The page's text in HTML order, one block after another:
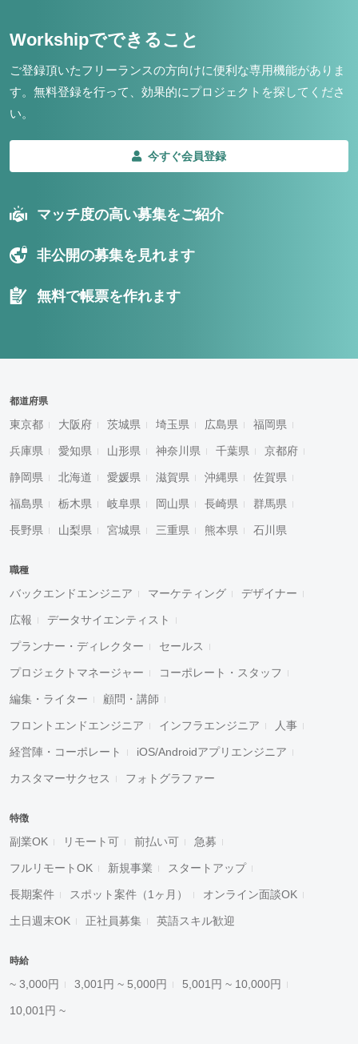
Workshipでできること
ご登録頂いたフリーランスの方向けに便利な専用機能がありま
す。 無料登録を行って、効果的にプロジェクトを探してくださ
い。
今すぐ会員登録
マッチ度の高い募集をご紹介
非公開の募集を見れます
無料で帳票を作れます
都道府県
東京都 大阪府 茨城県 埼玉県 広島県 福岡県
兵庫県 愛知県 山形県 神奈川県 千葉県 京都府
静岡県 北海道 愛媛県 滋賀県 沖縄県 佐賀県
福島県 栃木県 岐阜県 岡山県 長崎県 群馬県
長野県 山梨県 宮城県 三重県 熊本県 石川県
職種
バックエンドエンジニア マーケティング デザイナー
広報 データサイエンティスト
プランナー・ディレクター セールス
プロジェクトマネージャー コーポレート・スタッフ
編集・ライター 顧問・講師
フロントエンドエンジニア インフラエンジニア 人事
経営陣・コーポレート iOS/Androidアプリエンジニア
カスタマーサクセス フォトグラファー
特徴
副業OK リモート可 前払い可 急募
フルリモートOK 新規事業 スタートアップ
長期案件 スポット案件（1ヶ月） オンライン面談OK
土日週末OK 正社員募集 英語スキル歓迎
時給
~ 3,000円 3,001円 ~ 5,000円 5,001円 ~ 10,000円
10,001円 ~